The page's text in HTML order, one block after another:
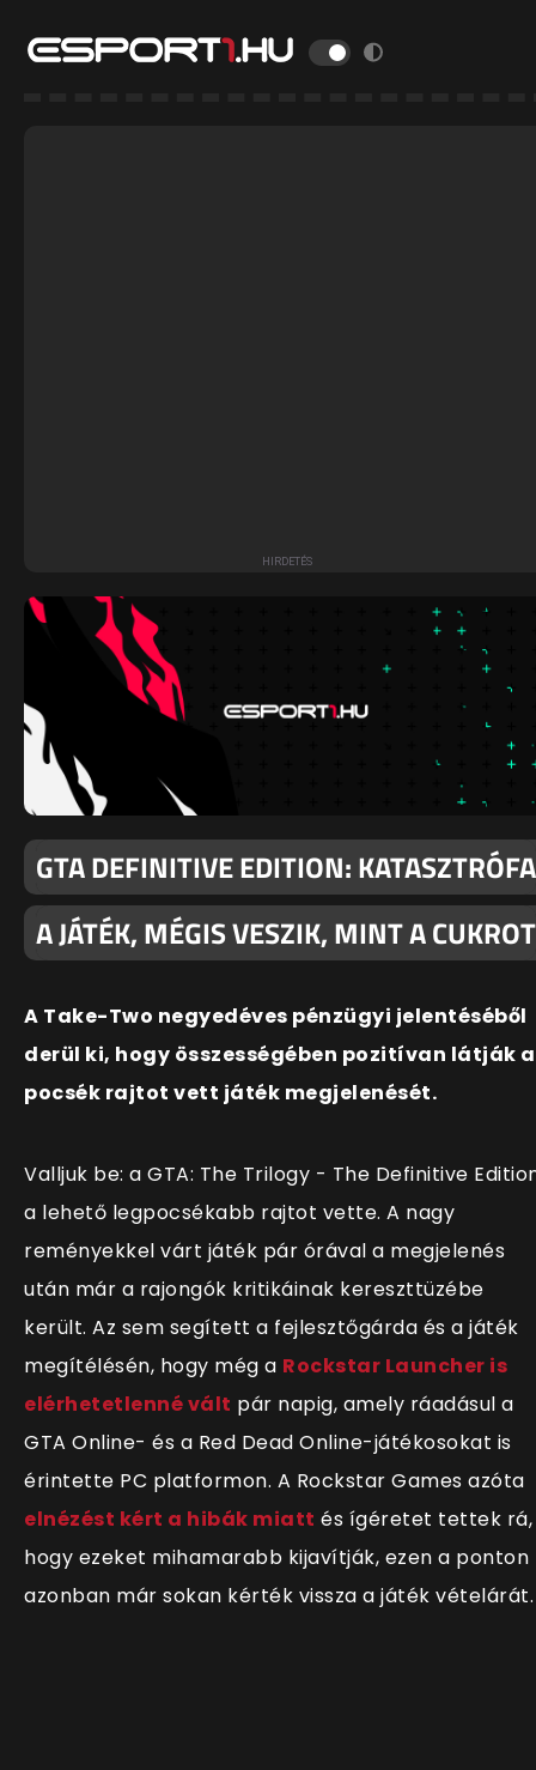
GTA DEFINITIVE EDITION: KATASZTRÓFA
A JÁTÉK, MÉGIS VESZIK, MINT A CUKROT
A Take-Two negyedéves pénzügyi jelentéséből
derül ki, hogy összességében pozitívan látják a
pocsék rajtot vett játék megjelenését.
Valljuk be: a GTA: The Trilogy - The Definitive
a lehető legpocsékabb rajtot vette. A nagy
reményekkel várt játék pár órával a megjelenés
után már a rajongók kritikáinak kereszttüzébe
került. Az sem segített a fejlesztőgárda és a játék
megítélésén, hogy még a Rockstar Launcher is
elérhetetlenné vált pár napig, amely ráadásul a
GTA Online- és a Red Dead Online-játékosokat is
érintette PC platformon. A Rockstar Games azóta
elnézést kért a hibák miatt és ígéretet tettek rá,
hogy ezeket mihamarabb kijavítják, ezen a ponton
azonban már sokan kérték vissza a játék vételárát.